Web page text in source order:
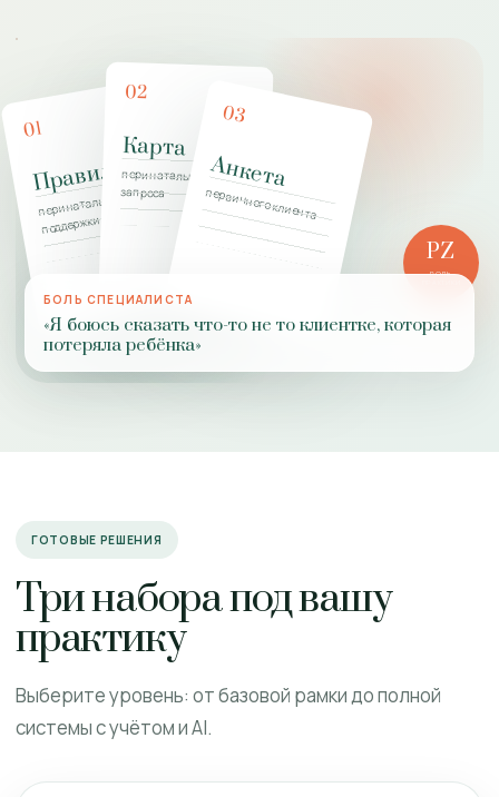
01
Правила
перинатальной
поддержки
02
Карта
перинатального
запроса
03
Анкета
первичного клиента
PZ
РОЛЬ
БОЛЬ СПЕЦИАЛИСТА
«Я боюсь сказать что-то не то клиентке, которая
потеряла ребёнка»
ГОТОВЫЕ РЕШЕНИЯ
Три набора под вашу
практику
Выберите уровень: от базовой рамки до полной
системы с учётом и AI.